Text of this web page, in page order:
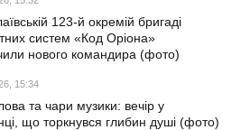
123-й окремій бригаді
систем «Код Оріона»
нового командира (фото)
15:34
та чари музики: вечір у
що торкнувся глибин душі (фото)